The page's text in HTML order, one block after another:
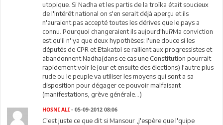
utopique. Si Nadha et les partis de la troïka était soucieux
de l'intérêt national on s'en serait déjà aperçu et ils
n'auraient pas accepté toutes les dérives que le pays a
connu. Pourquoi changeraient ils aujourd'hui?Ma conviction
est qu'il n' ya que deux hypothèses: l'une douce si les
députés de CPR et Etakatol se rallient aux progressistes et
abandonnent Nadha(dans ce cas une Constitution pourrait
rapidement voir le jour et ensuite des élections) l'autre plus
rude ou le peuple va utiliser les moyens qui sont a sa
disposition pour dégager ce pouvoir malfaisant
(manifestations, grève générale...)
HOSNI ALI - 05-09-2012 08:06
C'est juste ce que dit si Mansour ,j'espère que l'quipe